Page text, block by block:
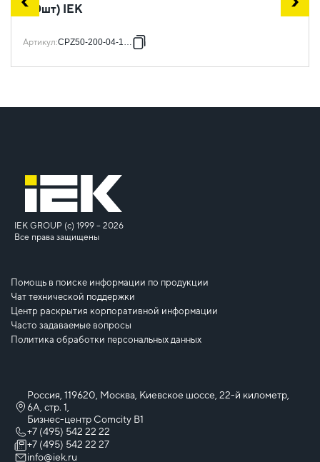
(20шт) IEK
Артикул:CPZ50-200-04-1-06
IEK GROUP (c) 1999 – 2026
Все права защищены
Помощь в поиске информации по продукции
Чат технической поддержки
Центр раскрытия корпоративной информации
Часто задаваемые вопросы
Политика обработки персональных данных
Россия, 119620, Москва, Киевское шоссе, 22-й километр,
6А, стр. 1,
Бизнес-центр Comcity B1
+7 (495) 542 22 22
+7 (495) 542 22 27
info@iek.ru